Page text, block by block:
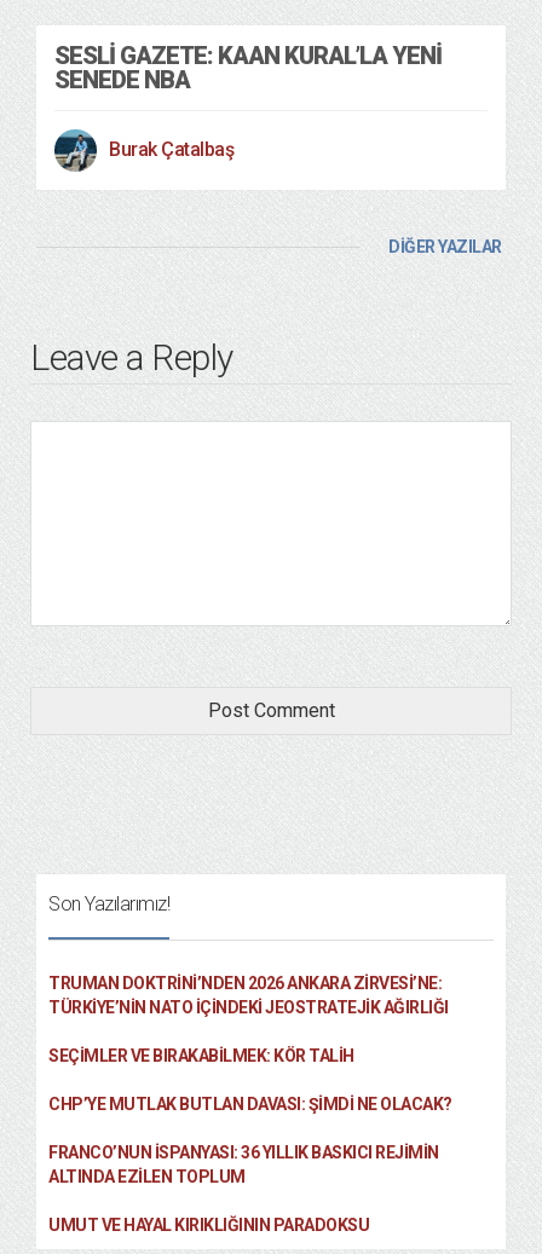
SESLI GAZETE: KAAN KURAL’LA YENI
SENEDE NBA
Burak Çatalbaş
DİĞER YAZILAR
Leave a Reply
Son Yazılarımız!
TRUMAN DOKTRINI’NDEN 2026 ANKARA ZIRVESI’NE:
TÜRKIYE’NIN NATO İÇINDEKI JEOSTRATEJIK AĞIRLIĞI
SEÇIMLER VE BIRAKABILMEK: KÖR TALIH
CHP’YE MUTLAK BUTLAN DAVASI: ŞİMDİ NE OLACAK?
FRANCO’NUN İSPANYASI: 36 YILLIK BASKICI REJIMIN
ALTINDA EZILEN TOPLUM
UMUT VE HAYAL KIRIKLIĞININ PARADOKSU